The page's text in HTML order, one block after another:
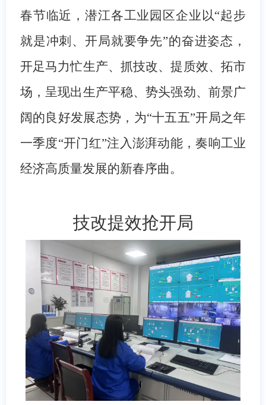
春节临近，潜江各工业园区企业以“起步
就是冲刺、开局就要争先”的奋进姿态，
开足马力忙生产、抓技改、提质效、拓市
场，呈现出生产平稳、势头强劲、前景广
阔的良好发展态势，为“十五五”开局之年
一季度“开门红”注入澎湃动能，奏响工业
经济高质量发展的新春序曲。
技改提效抢开局